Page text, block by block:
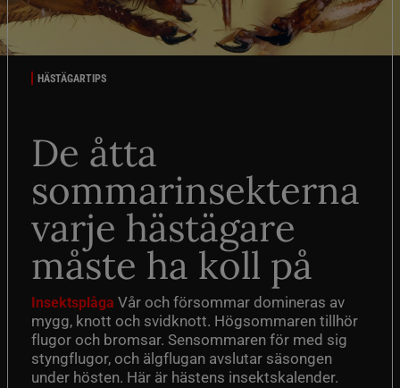
HÄSTÄGARTIPS
De åtta
sommarinsekterna
varje hästägare
måste ha koll på
Insektsplåga Vår och försommar domineras av
mygg, knott och svidknott. Högsommaren tillhör
flugor och bromsar. Sensommaren för med sig
styngflugor, och älgflugan avslutar säsongen
under hösten. Här är hästens insektskalender.